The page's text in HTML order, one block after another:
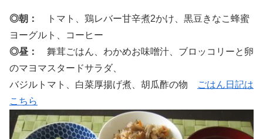
◎朝：
トマト、鶏レバー甘辛煮2かけ、黒豆きなこ蜂蜜
ヨーグルト、コーヒー
◎昼：
舞茸ごはん、わかめお味噌汁、ブロッコリーと卵
のマヨマスタードサラダ、
バジルトマト、白菜厚揚げ煮、胡瓜酢の物
ごはん日記は
こちら